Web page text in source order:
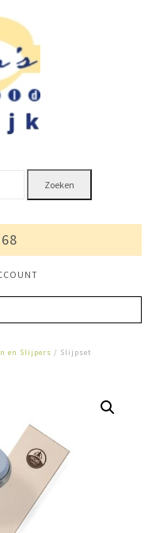
Zoeken
en Slijpers / Slijpset